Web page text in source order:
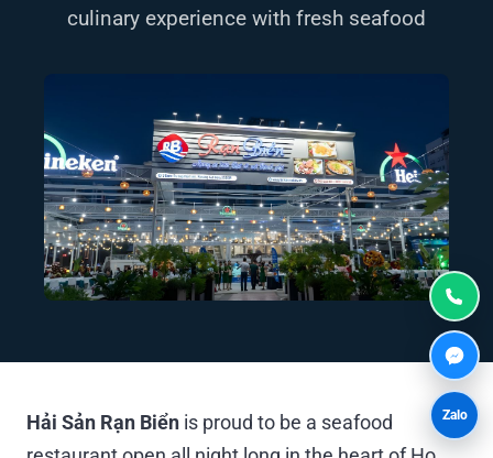
culinary experience with fresh seafood
Hải Sản Rạn Biển is proud to be a seafood
Zalo